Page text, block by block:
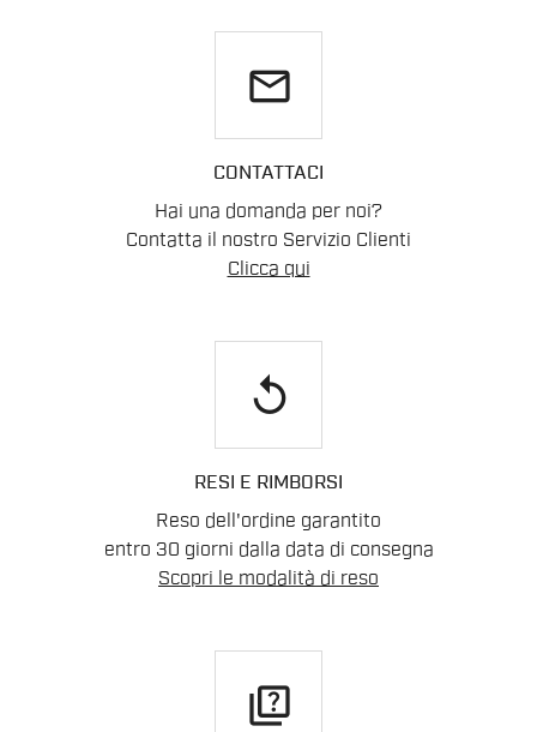
email
CONTATTACI
Hai una domanda per noi?
Contatta il nostro Servizio Clienti
Clicca qui
replay
RESI E RIMBORSI
Reso dell'ordine garantito
entro 30 giorni dalla data di consegna
Scopri le modalità di reso
quiz